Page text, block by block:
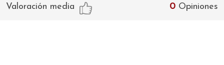
0 Opiniones
Valoración media